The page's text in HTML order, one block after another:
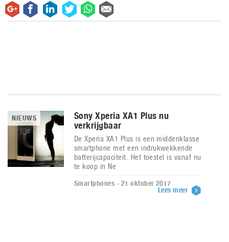
NIEUWS
Sony Xperia XA1 Plus nu
verkrijgbaar
De Xperia XA1 Plus is een middenklasse
smartphone met een indrukwekkende
batterijcapaciteit. Het toestel is vanaf nu
te koop in Ne
Smartphones - 21 oktober 2017
Lees meer